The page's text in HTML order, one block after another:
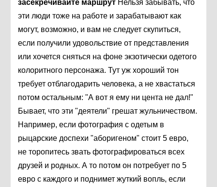
засекречивайте маршрут Нельзя забывать, что
эти люди тоже на работе и зарабатывают как
могут, возможно, и вам не следует скупиться,
если получили удовольствие от представления
или хочется сняться на фоне экзотически одетого
колоритного персонажа. Тут уж хороший тон
требует отблагодарить человека, а не хвастаться
потом остальным: "А вот я ему ни цента не дал!"
Бывает, что эти "деятели" грешат жульничеством.
Например, если фотография с одетым в
рыцарские доспехи "аборигеном" стоит 5 евро,
не торопитесь звать фотографироваться всех
друзей и родных. А то потом он потребует по 5
евро с каждого и поднимет жуткий вопль, если